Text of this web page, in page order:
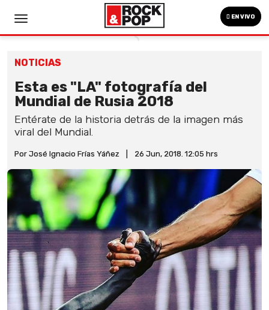
EN VIVO
NOTICIAS
Esta es "LA" fotografía del
Mundial de Rusia 2018
Entérate de la historia detrás de la imagen más
viral del Mundial.
Por José Ignacio Frías Yáñez 26 Jun, 2018. 12:05 hrs